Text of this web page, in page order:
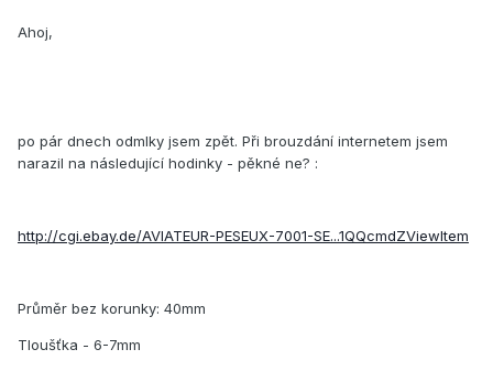
Ahoj,
po pár dnech odmlky jsem zpět. Při brouzdání internetem jsem
narazil na následující hodinky - pěkné ne? :
http://cgi.ebay.de/AVIATEUR-PESEUX-7001-SE...1QQcmdZViewItem
Průměr bez korunky: 40mm
Tloušťka - 6-7mm